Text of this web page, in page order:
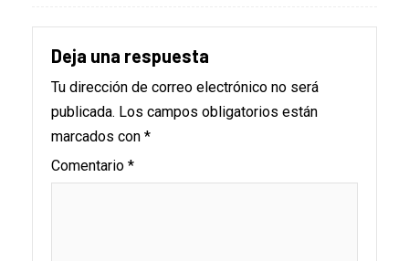
Deja una respuesta
Tu dirección de correo electrónico no será
publicada. Los campos obligatorios están
marcados con *
Comentario *